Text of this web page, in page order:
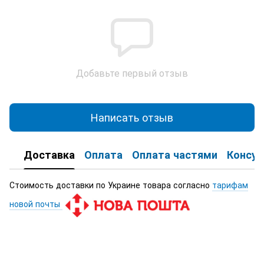
Добавьте первый отзыв
Написать отзыв
Доставка Оплата Оплата частями
Стоимость доставки по Украине товара согласно тарифам
новой почты